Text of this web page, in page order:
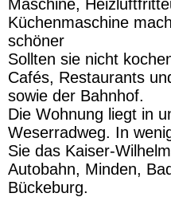
Maschine,
Küchenmaschine
schöner
Sollten sie nicht
Cafés, Restaurants
sowie der Bahnhof.
Die Wohnung liegt in
Weserradweg. In
Sie das Kaiser-
Autobahn, Minden,
Bückeburg.